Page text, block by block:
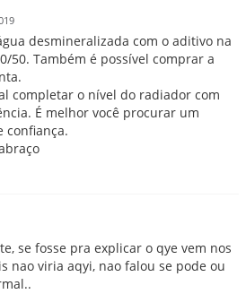
desmineralizada com o aditivo na
50. Também é possível comprar a
completar o nível do radiador com
É melhor você procurar um
confiança.
se fosse pra explicar o qye vem nos
nao viria aqyi, nao falou se pode ou